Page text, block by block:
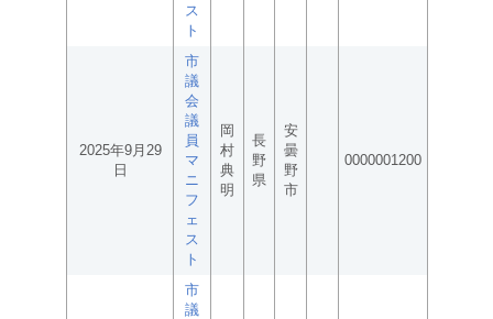
ス
ト
2025年9月29
日
市
議
会
議
員
マ
ニ
フ
ェ
ス
ト
岡
村
典
明
長
野
県
安
曇
野
市
0000001200
市
議